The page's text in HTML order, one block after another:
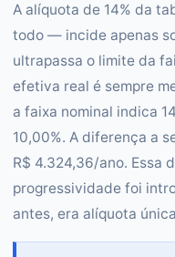
A alíquota de 14% da
todo — incide apenas
ultrapassa o limite da
efetiva real é sempre
a faixa nominal indica
10,00%. A diferença a
R$ 4.324,36/ano. Essa
progressividade foi
antes, era alíquota